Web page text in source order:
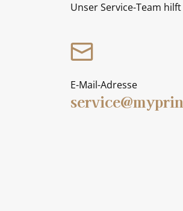
Unser Service-Team
E-Mail-Adresse